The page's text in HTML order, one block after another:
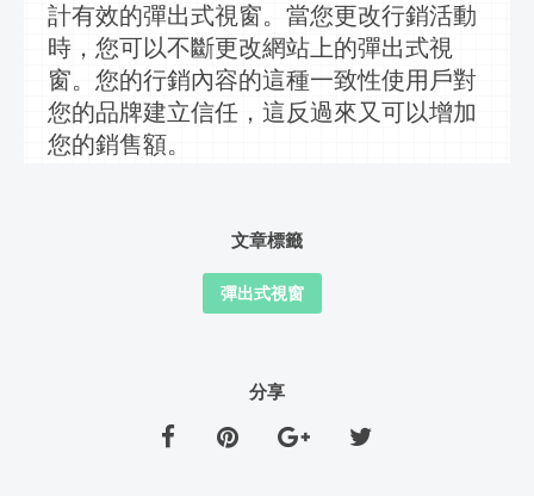
計有效的彈出式視窗。當您更改行銷活動
時，您可以不斷更改網站上的彈出式視
窗。您的行銷內容的這種一致性使用戶對
您的品牌建立信任，這反過來又可以增加
您的銷售額。
文章標籤
彈出式視窗
分享